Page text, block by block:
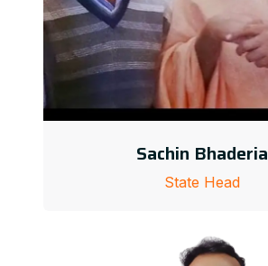
Sachin Bhaderia
State Head